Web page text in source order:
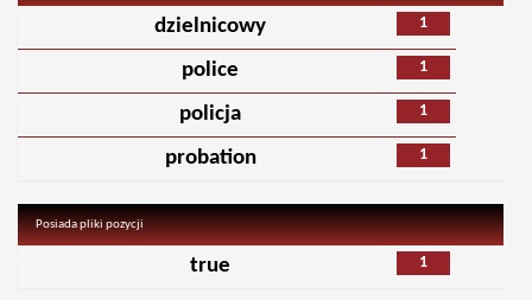
1
dzielnicowy
1
police
1
policja
1
probation
Posiada pliki pozycji
1
true